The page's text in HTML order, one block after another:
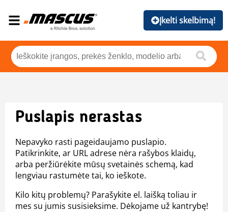
Įkelti skelbimą!
Puslapis nerastas
Nepavyko rasti pageidaujamo puslapio.
Patikrinkite, ar URL adrese nėra rašybos klaidų,
arba peržiūrėkite mūsų svetainės schemą, kad
lengviau rastumėte tai, ko ieškote.
Kilo kitų problemų? Parašykite el. laišką toliau ir
mes su jumis susisieksime. Dėkojame už kantrybę!